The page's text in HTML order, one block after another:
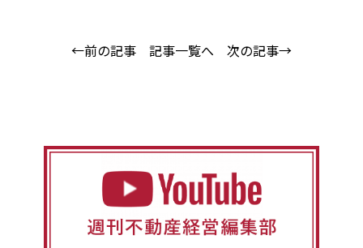
←前の記事 記事一覧へ 次の記事→